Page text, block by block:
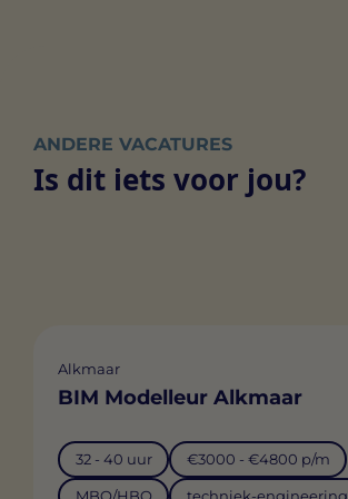
ANDERE VACATURES
Is dit iets voor jou?
Alkmaar
BIM Modelleur Alkmaar
32 - 40 uur €3000 - €4800 p/m